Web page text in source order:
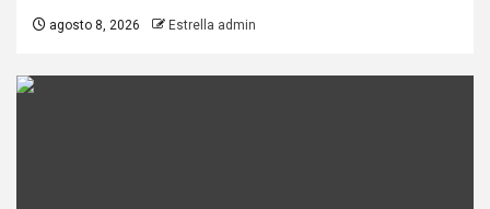
agosto 8, 2026 Estrella admin